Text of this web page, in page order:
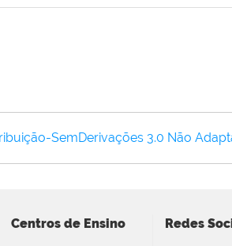
SemDerivações 3.0 Não
Centros de Ensino Redes